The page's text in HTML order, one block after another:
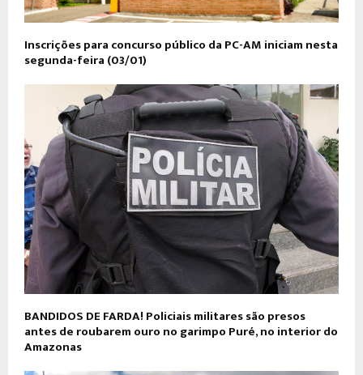
Inscrições para concurso público da PC-AM iniciam nesta
segunda-feira (03/01)
BANDIDOS DE FARDA! Policiais militares são presos
antes de roubarem ouro no garimpo Puré, no interior do
Amazonas